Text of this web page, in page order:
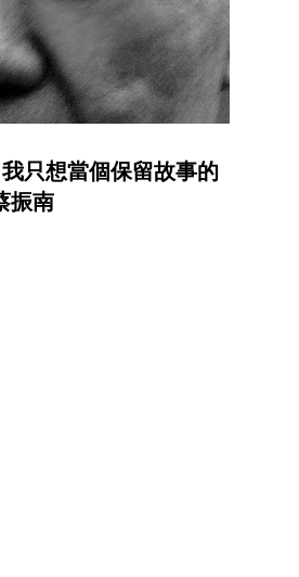
只想當個保留故事的
振南​​